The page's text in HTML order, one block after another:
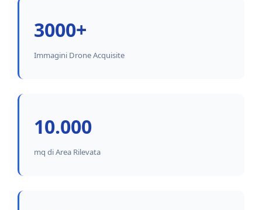
3000+
Immagini Drone Acquisite
10.000
mq di Area Rilevata